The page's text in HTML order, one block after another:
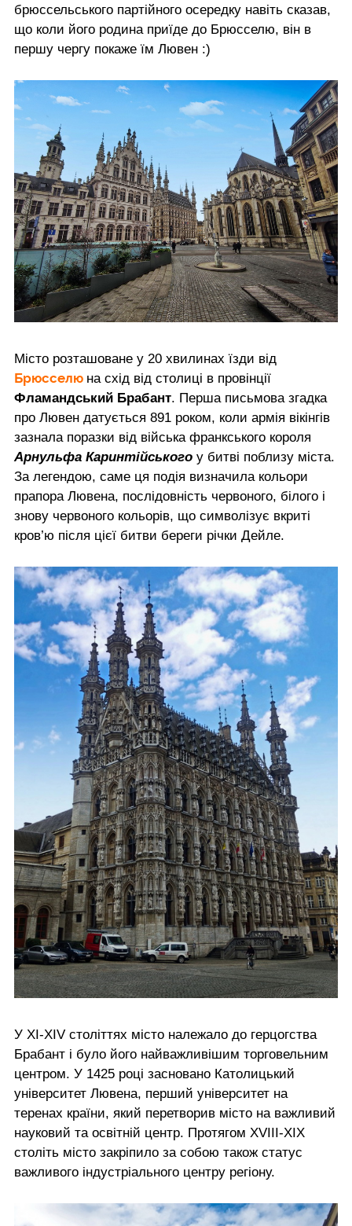
брюссельського партійного осередку навіть сказав,
що коли його родина приїде до Брюсселю, він в
першу чергу покаже їм Лювен :)
Місто розташоване у 20 хвилинах їзди від
Брюсселю на схід від столиці в провінції
Фламандський Брабант. Перша письмова згадка
про Лювен датується 891 роком, коли армія вікінгів
зазнала поразки від війська франкського короля
Арнульфа Каринтійського у битві поблизу міста.
За легендою, саме ця подія визначила кольори
прапора Лювена, послідовність червоного, білого і
знову червоного кольорів, що символізує вкриті
кров’ю після цієї битви береги річки Дейле.
У XI-XIV століттях місто належало до герцогства
Брабант і було його найважливішим торговельним
центром. У 1425 році засновано Католицький
університет Лювена, перший університет на
теренах країни, який перетворив місто на важливий
науковий та освітній центр. Протягом XVIII-XIX
століть місто закріпило за собою також статус
важливого індустріального центру регіону.